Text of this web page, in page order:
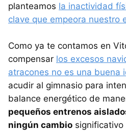
planteamos la inactividad
clave que empeora nuestro
Como ya te contamos en
compensar los excesos
atracones no es una buena
acudir al gimnasio para
balance energético de
pequeños entrenos
ningún cambio